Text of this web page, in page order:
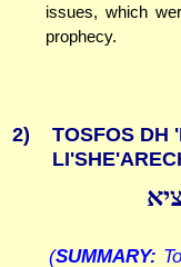
issues, which
prophecy.
2)
TOSFOS DH
(SUMMARY: